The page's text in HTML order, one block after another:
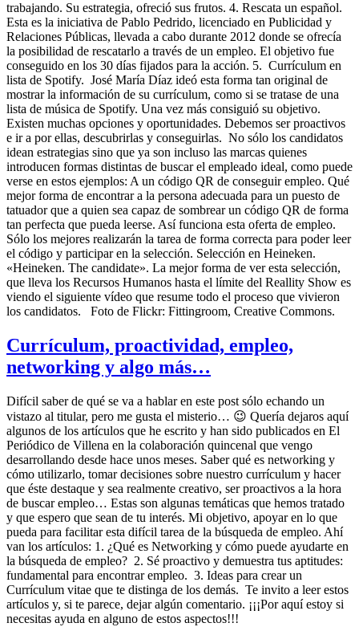
trabajando. Su estrategia, ofreció sus frutos. 4. Rescata un español.
Esta es la iniciativa de Pablo Pedrido, licenciado en Publicidad y
Relaciones Públicas, llevada a cabo durante 2012 donde se ofrecía
la posibilidad de rescatarlo a través de un empleo. El objetivo fue
conseguido en los 30 días fijados para la acción. 5. Currículum en
lista de Spotify. José María Díaz ideó esta forma tan original de
mostrar la información de su currículum, como si se tratase de una
lista de música de Spotify. Una vez más consiguió su objetivo.
Existen muchas opciones y oportunidades. Debemos ser proactivos
e ir a por ellas, descubrirlas y conseguirlas. No sólo los candidatos
idean estrategias sino que ya son incluso las marcas quienes
introducen formas distintas de buscar el empleado ideal, como puede
verse en estos ejemplos: A un código QR de conseguir empleo. Qué
mejor forma de encontrar a la persona adecuada para un puesto de
tatuador que a quien sea capaz de sombrear un código QR de forma
tan perfecta que pueda leerse. Así funciona esta oferta de empleo.
Sólo los mejores realizarán la tarea de forma correcta para poder leer
el código y participar en la selección. Selección en Heineken.
«Heineken. The candidate». La mejor forma de ver esta selección,
que lleva los Recursos Humanos hasta el límite del Reallity Show es
viendo el siguiente vídeo que resume todo el proceso que vivieron
los candidatos. Foto de Flickr: Fittingroom, Creative Commons.
Currículum, proactividad, empleo,
networking y algo más…
Difícil saber de qué se va a hablar en este post sólo echando un
vistazo al titular, pero me gusta el misterio… 😉 Quería dejaros aquí
algunos de los artículos que he escrito y han sido publicados en El
Periódico de Villena en la colaboración quincenal que vengo
desarrollando desde hace unos meses. Saber qué es networking y
cómo utilizarlo, tomar decisiones sobre nuestro currículum y hacer
que éste destaque y sea realmente creativo, ser proactivos a la hora
de buscar empleo… Estas son algunas temáticas que hemos tratado
y que espero que sean de tu interés. Mi objetivo, apoyar en lo que
pueda para facilitar esta difícil tarea de la búsqueda de empleo. Ahí
van los artículos: 1. ¿Qué es Networking y cómo puede ayudarte en
la búsqueda de empleo? 2. Sé proactivo y demuestra tus aptitudes:
fundamental para encontrar empleo. 3. Ideas para crear un
Currículum vitae que te distinga de los demás. Te invito a leer estos
artículos y, si te parece, dejar algún comentario. ¡¡¡Por aquí estoy si
necesitas ayuda en alguno de estos aspectos!!!